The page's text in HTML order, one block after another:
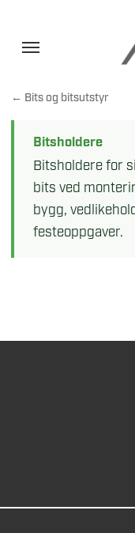
← Bits og bitsutstyr
Bitsholdere
Bitsholdere for
bits ved
bygg,
festeoppgaver.